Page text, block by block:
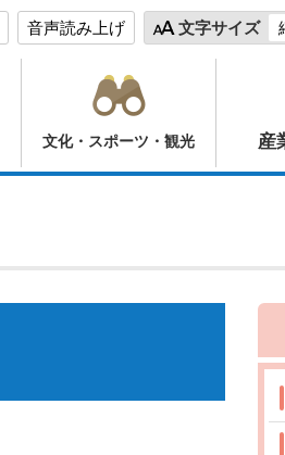
音声読み上げ 文字サイズ
文化・スポーツ・観光 産